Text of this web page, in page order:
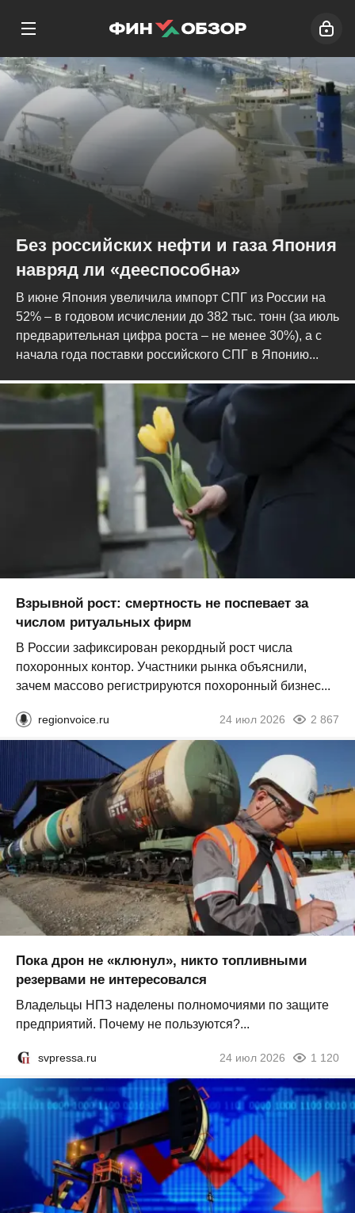
Без российских нефти и газа Япония
навряд ли «дееспособна»
В июне Япония увеличила импорт СПГ из России на
52% – в годовом исчислении до 382 тыс. тонн (за июль
предварительная цифра роста – не менее 30%), а с
начала года поставки российского СПГ в Японию...
Взрывной рост: смертность не поспевает за
числом ритуальных фирм
В России зафиксирован рекордный рост числа
похоронных контор. Участники рынка объяснили,
зачем массово регистрируются похоронный бизнес...
regionvoice.ru 24 июл 2026 2 867
Пока дрон не «клюнул», никто топливными
резервами не интересовался
Владельцы НПЗ наделены полномочиями по защите
предприятий. Почему не пользуются?...
svpressa.ru 24 июл 2026 1 120